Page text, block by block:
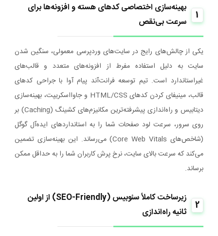
1
بهینه‌سازی اختصاصی کدهای هسته و افزونه‌ها برای
سرعت بی‌نقص
یکی از چالش‌های رایج در سایت‌های وردپرسی معمولی، سنگین شدن
سایت به دلیل استفاده مفرط از افزونه‌های متعدد و قالب‌های
غیراستاندارد است. تیم توسعه فرانت‌آند پیام آوا با جراحی کدهای
قالب، مینیفای کردن کدهای HTML/CSS و جاوااسکریپت، بهینه‌سازی
دیتابیس و راه‌اندازی پیشرفته‌ترین مکانیزم‌های کشینگ (Caching) بر
روی سرور، سرعت لود صفحات شما را به استانداردهای ایده‌آل گوگل
(شاخص‌های Core Web Vitals) می‌رساند. این بهینه‌سازی تضمین
می‌کند که سرعت بالای سایت، نرخ پرش کاربران شما را به حداقل ممکن
برساند.
2
زیرساخت کاملاً سئوبیس (SEO-Friendly) از اولین
ثانیه راه‌اندازی